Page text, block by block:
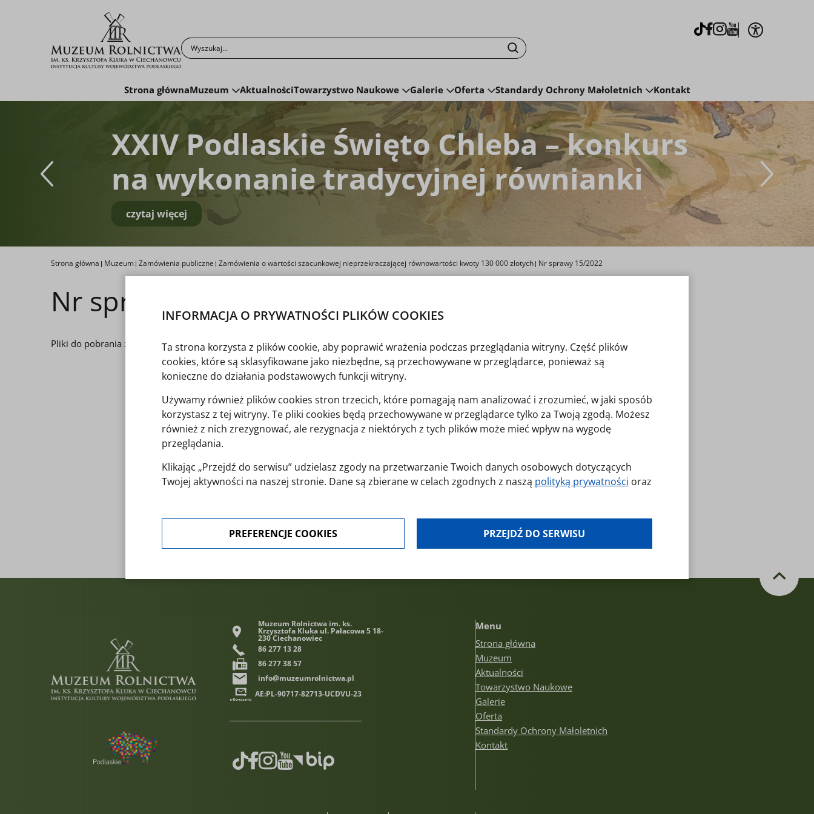
TikTok
Facebook
Instagram
YoutubeOtwórz
Po kliknięciu przycisku fraza zostanie wyszukana
Szukaj
Strona głównaMuzeum AktualnościTowarzystwo Naukowe Galerie Oferta Standardy Ochrony Małoletnich Kontakt
XXIV Podlaskie Święto Chleba – konkurs
na wykonanie tradycyjnej równianki
czytaj więcej
Strona główna Muzeum Zamówienia publiczne Zamówienia o wartości szacunkowej nieprzekraczającej równowartości kwoty 130 000 złotych Nr sprawy 15/2022
Nr sprawy 15/2022
Pliki do pobrania znajdują się poniżej, w załączniku.
Pliki do pobrania
Regulamin konkursu architektonicznego PLIK DOCX, 42.76 KB pobierz
Załącznik nr 1 - Folmularz zgłoszeniowy PLIK DOC, 39.5 KB pobierz
PLIK PDF, 79.17 KB
Muzeum Rolnictwa im. ks.
Krzysztofa Kluka ul. Pałacowa 5 18-
230 Ciechanowiec
86 277 13 28
86 277 38 57
info@muzeumrolnictwa.pl
AE:PL-90717-82713-UCDVU-23
TikTokFacebook
Instagram
Youtube
Biuletyn informacji publicznej
Menu
Strona główna
Muzeum
Aktualności
Towarzystwo Naukowe
Galerie
Oferta
Standardy Ochrony Małoletnich
Kontakt
INFORMACJA O PRYWATNOŚCI PLIKÓW COOKIES
Ta strona korzysta z plików cookie, aby poprawić wrażenia podczas przeglądania witryny. Część plików
cookies, które są sklasyfikowane jako niezbędne, są przechowywane w przeglądarce, ponieważ są
konieczne do działania podstawowych funkcji witryny.
Używamy również plików cookies stron trzecich, które pomagają nam analizować i zrozumieć, w jaki sposób
korzystasz z tej witryny. Te pliki cookies będą przechowywane w przeglądarce tylko za Twoją zgodą. Możesz
również z nich zrezygnować, ale rezygnacja z niektórych z tych plików może mieć wpływ na wygodę
przeglądania.
Klikając „Przejdź do serwisu” udzielasz zgody na przetwarzanie Twoich danych osobowych dotyczących
Twojej aktywności na naszej stronie. Dane są zbierane w celach zgodnych z naszą polityką prywatności oraz
W każdej chwili możesz modyfikować udzielone zgody w zakładce: informacje i regulaminy — zresetuj
ustawienia cookies.
PREFERENCJE COOKIES PRZEJDŹ DO SERWISU